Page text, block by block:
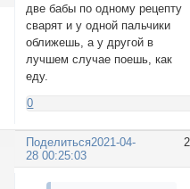
две бабы по одному рецепту
сварят и у одной пальчики
оближешь, а у другой в
лучшем случае поешь, как
еду.
0
Поделиться2021-04-
28 00:25:03